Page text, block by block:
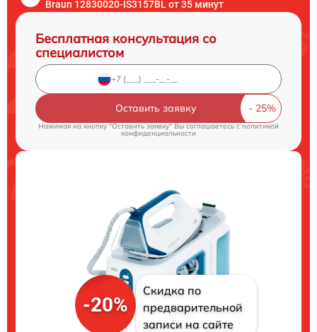
Braun 12830020-IS3157BL от 35 минут
Бесплатная консультация со
специалистом
Оставить заявку
Нажимая на кнопку "Оставить заявку" Вы соглашаетесь cполитикой
конфиденциальности
-20%
Скидка по
предварительной
записи на сайте